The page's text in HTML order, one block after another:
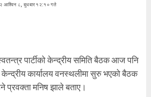
आश्विन ८, बुधबार १२:१० गते
पार्टीको केन्द्रीय समिति बैठक आज पनि
कार्यालय वनस्थलीमा सुरु भएको बैठक
प्रवक्ता मनिष झाले बताए।